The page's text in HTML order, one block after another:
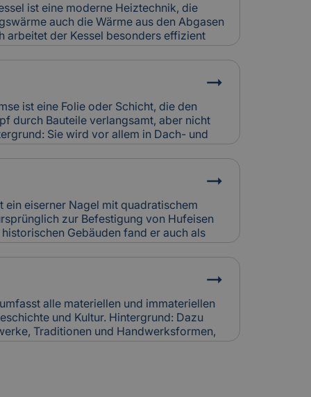
ist eine moderne Heiztechnik, die
auch die Wärme aus den Abgasen
arbeitet der Kessel besonders effizient
zu älteren Heizsystemen. In Alt- und
in Kombination mit bestehenden
für Versicherung:
erfordern aber eine
durch Kondensat oder Abgasfehler
individuell bewertet.
ist eine Folie oder Schicht, die den
durch Bauteile verlangsamt, aber nicht
Sie wird vor allem in Dach- und
um Feuchtigkeitsansammlungen in
So bleibt die Bausubstanz trocken und
für Versicherung: Falsch verlegte
verursachen.
sie bei der Schadensanalyse und
ein eiserner Nagel mit quadratischem
zur Befestigung von Hufeisen
Gebäuden fand er auch als
oder Dachdeckung Verwendung.
und zeugen von traditioneller
Korrodierte Hufnägel können
Restaurierungen werden sie häufig
denkmalgerechter
alle materiellen und immateriellen
und Kultur. Hintergrund: Dazu
Traditionen und Handwerksformen,
werden. Der Erhalt des